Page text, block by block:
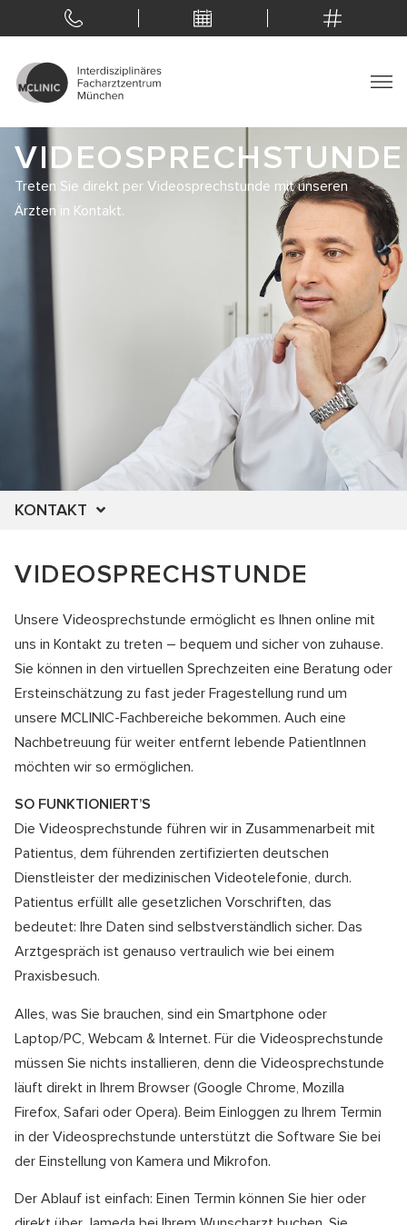
VIDEOSPRECHSTUNDE
Treten Sie direkt per Videosprechstunde mit unseren
Ärzten in Kontakt.
KONTAKT
VIDEOSPRECHSTUNDE
Unsere Videosprechstunde ermöglicht es Ihnen online mit
uns in Kontakt zu treten – bequem und sicher von zuhause.
Sie können in den virtuellen Sprechzeiten eine Beratung oder
Ersteinschätzung zu fast jeder Fragestellung rund um
unsere MCLINIC-Fachbereiche bekommen. Auch eine
Nachbetreuung für weiter entfernt lebende PatientInnen
möchten wir so ermöglichen.
SO FUNKTIONIERT’S
Die Videosprechstunde führen wir in Zusammenarbeit mit
Patientus, dem führenden zertifizierten deutschen
Dienstleister der medizinischen Videotelefonie, durch.
Patientus erfüllt alle gesetzlichen Vorschriften, das
bedeutet: Ihre Daten sind selbstverständlich sicher. Das
Arztgespräch ist genauso vertraulich wie bei einem
Praxisbesuch.
Alles, was Sie brauchen, sind ein Smartphone oder
Laptop/PC, Webcam & Internet. Für die Videosprechstunde
müssen Sie nichts installieren, denn die Videosprechstunde
läuft direkt in Ihrem Browser (Google Chrome, Mozilla
Firefox, Safari oder Opera). Beim Einloggen zu Ihrem Termin
in der Videosprechstunde unterstützt die Software Sie bei
der Einstellung von Kamera und Mikrofon.
Der Ablauf ist einfach: Einen Termin können Sie hier oder